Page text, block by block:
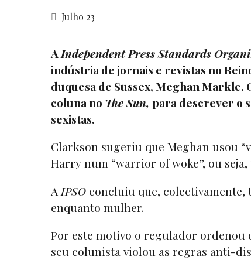
Julho 23
A Independent Press Standards
indústria de jornais e revistas no
duquesa de Sussex, Meghan
coluna no The Sun, para descrever o
sexistas.
Clarkson sugeriu que Meghan usou
Harry num “warrior of woke”, ou
A IPSO concluiu que,
enquanto mulher.
Por este motivo o regulador ordenou
seu colunista violou as regras anti-